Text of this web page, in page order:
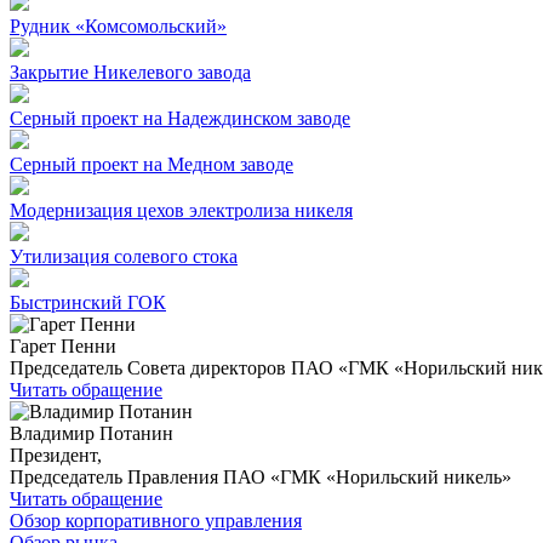
Рудник «Комсомольский»
Закрытие Никелевого завода
Серный проект на Надеждинском заводе
Серный проект на Медном заводе
Модернизация цехов электролиза никеля
Утилизация солевого стока
Быстринский ГОК
Гарет Пенни
Председатель Совета директоров ПАО «ГМК «Норильский
Читать обращение
Владимир Потанин
Президент,
Председатель Правления ПАО «ГМК «Норильский никель»
Читать обращение
Обзор корпоративного управления